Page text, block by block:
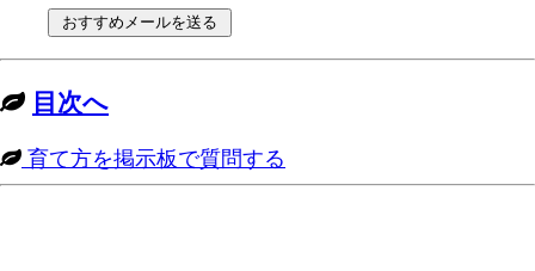
目次へ
育て方を掲示板で質問する